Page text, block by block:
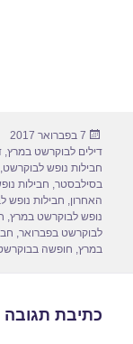
פורסם
בתאריך
7 בפברואר 2017
דילים לבוקרשט במרץ,
חבילות נופש לבוקרשט,
בסילבסטר, חבילות
האחרון, חבילות נופש
נופש לבוקרשט במרץ,
לבוקרשט בפברואר,
במרץ, חופשה
כתיבת תגובה